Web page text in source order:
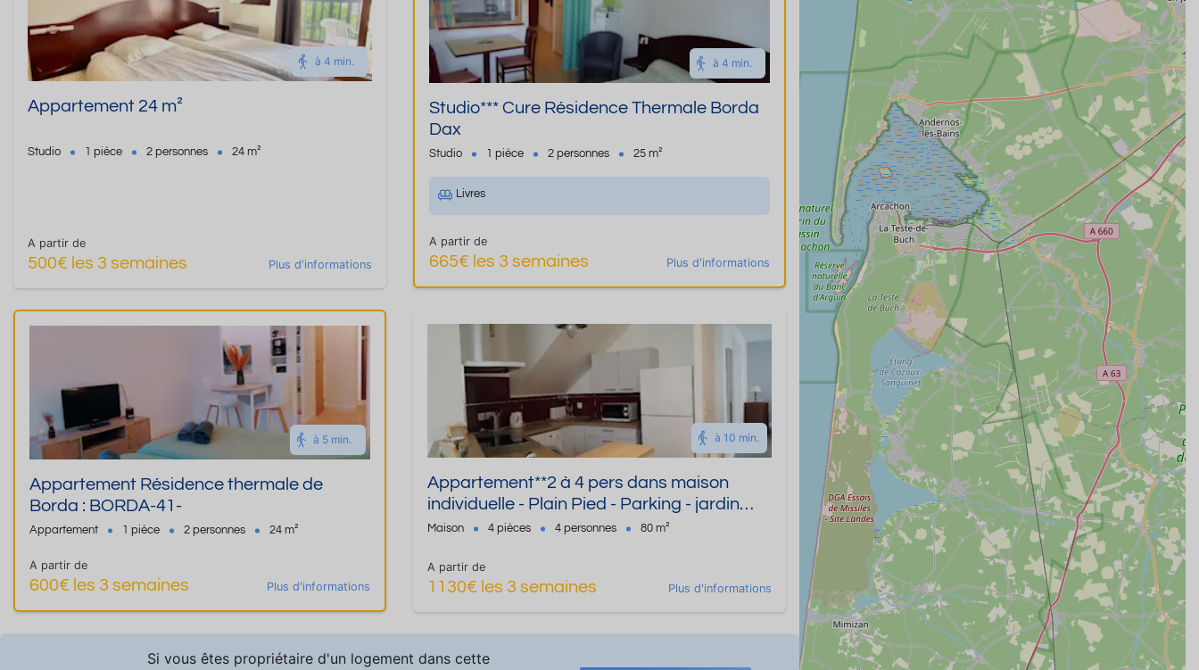
à 4 min.
Appartement 24 m²
Studio 1 pièce 2 personnes 24 m²
A partir de
500€ les 3 semaines Plus d'informations
à 4 min.
Studio*** Cure Résidence Thermale Borda
Dax
Studio 1 pièce 2 personnes 25 m²
Livres
A partir de
665€ les 3 semaines Plus d'informations
à 5 min.
Appartement Résidence thermale de
Borda : BORDA-41-
Appartement 1 pièce 2 personnes 24 m²
A partir de
600€ les 3 semaines Plus d'informations
à 10 min.
Appartement**2 à 4 pers dans maison
individuelle - Plain Pied - Parking - jardin
calme
Maison 4 pièces 4 personnes 80 m²
A partir de
1130€ les 3 semaines Plus d'informations
Si vous êtes propriétaire d'un logement dans cette